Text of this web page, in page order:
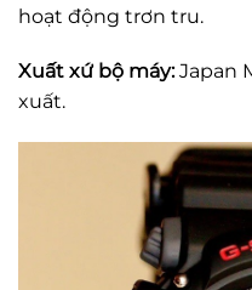
hoạt động trơn tru.
Xuất xứ bộ máy:Japan
xuất.